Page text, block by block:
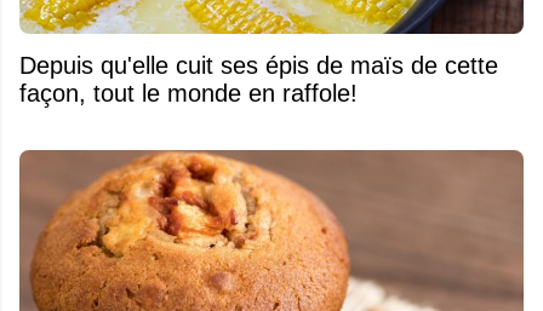
Depuis qu'elle cuit ses épis de maïs de cette
façon, tout le monde en raffole!